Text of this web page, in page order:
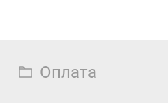
Оплата